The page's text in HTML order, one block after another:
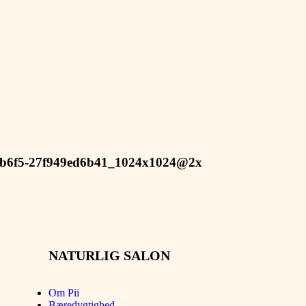
27f949ed6b41_1024x1024@2x
NATURLIG SALON
Om Pii